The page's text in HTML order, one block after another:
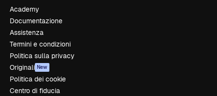
Academy
Documentazione
Assistenza
Termini e condizioni
Politica sulla privacy
Originali New
Politica dei cookie
Centro di fiducia